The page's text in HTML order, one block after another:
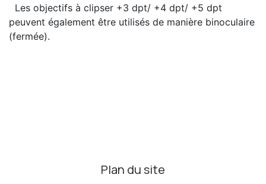
Les objectifs à clipser +3 dpt/ +4 dpt/ +5 dpt
peuvent également être utilisés de manière binoculaire
(fermée).
Plan du site